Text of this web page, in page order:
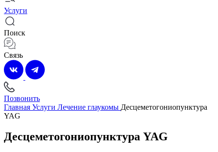
Услуги
Поиск
Связь
Позвонить
Главная Услуги Лечение глаукомы Десцеметогониопунктура
YAG
Десцеметогониопунктура YAG